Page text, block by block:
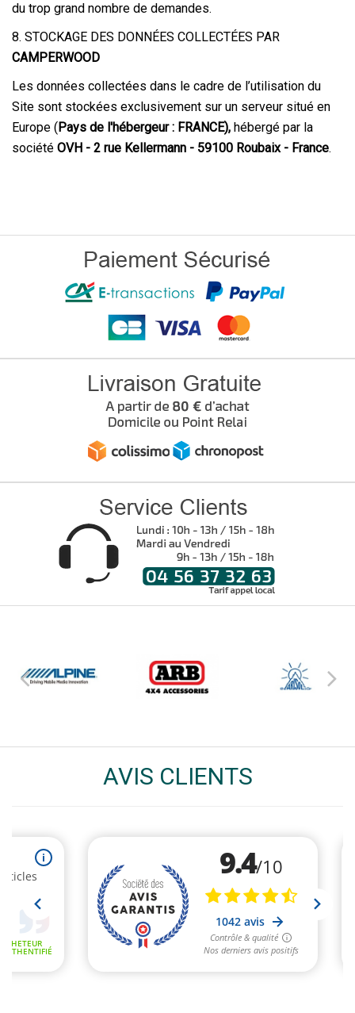
du trop grand nombre de demandes.
8. STOCKAGE DES DONNÉES COLLECTÉES PAR
CAMPERWOOD
Les données collectées dans le cadre de l’utilisation du
Site sont stockées exclusivement sur un serveur situé en
Europe ( Pays de l'hébergeur : FRANCE), hébergé par la
société OVH - 2 rue Kellermann - 59100 Roubaix - France.
AVIS CLIENTS